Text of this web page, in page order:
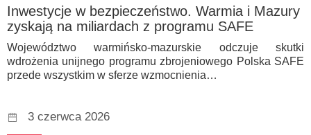
Inwestycje w bezpieczeństwo. Warmia i Mazury
zyskają na miliardach z programu SAFE
Województwo warmińsko-mazurskie odczuje skutki
wdrożenia unijnego programu zbrojeniowego Polska SAFE
przede wszystkim w sferze wzmocnienia…
3 czerwca 2026